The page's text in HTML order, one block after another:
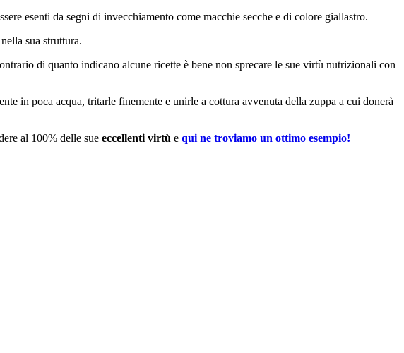
esenti da segni di invecchiamento come macchie secche e di colore giallastro.
sua struttura.
di quanto indicano alcune ricette è bene non sprecare le sue virtù nutrizionali con
in poca acqua, tritarle finemente e unirle a cottura avvenuta della zuppa a cui donerà
al 100% delle sue eccellenti virtù e qui ne troviamo un ottimo esempio!